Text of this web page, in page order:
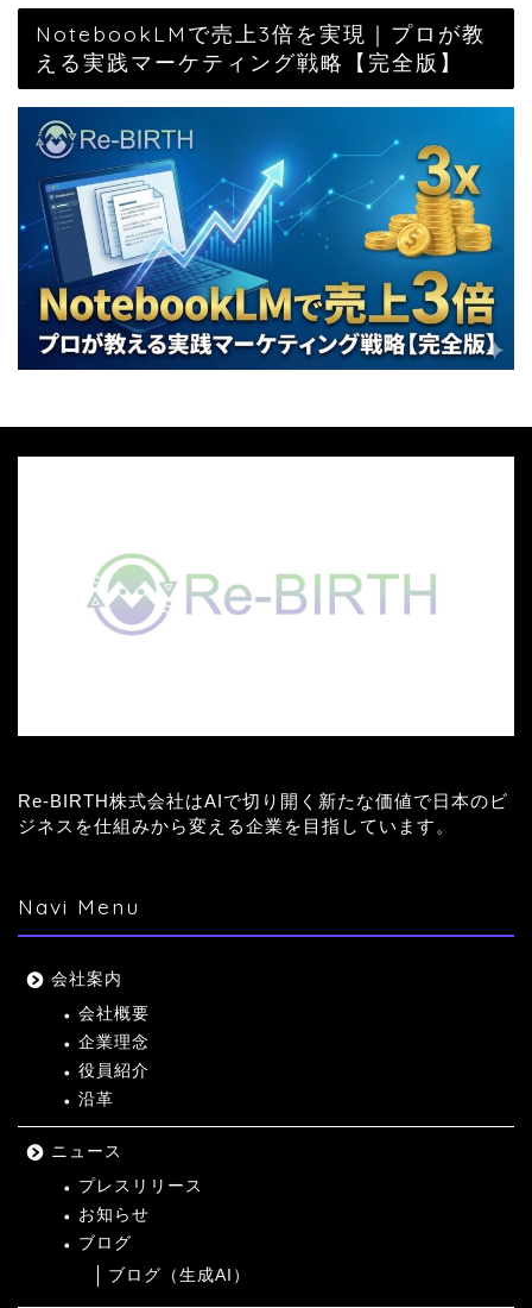
NotebookLMで売上3倍を実現｜プロが教
える実践マーケティング戦略【完全版】
Re-BIRTH株式会社はAIで切り開く新たな価値で日本のビ
ジネスを仕組みから変える企業を目指しています。
Navi Menu
会社案内
会社概要
企業理念
役員紹介
沿革
ニュース
プレスリリース
お知らせ
ブログ
ブログ（生成AI）